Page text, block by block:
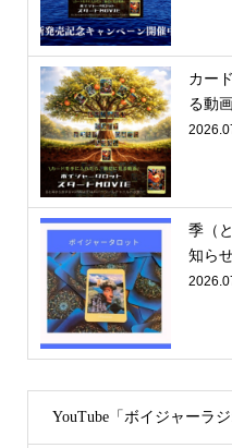
カー
る動
季（
知ら
YouTube「ボイジャーラジ